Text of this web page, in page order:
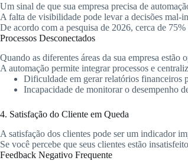
Um sinal de que sua empresa precisa de
A falta de visibilidade pode levar a decisões mal-
De acordo com a pesquisa de 2026, cerca de
Processos Desconectados
Quando as diferentes áreas da sua empresa
A automação permite integrar processos e
Dificuldade em gerar relatórios financeiros
Incapacidade de monitorar o desempenho
4. Satisfação do Cliente em Queda
A satisfação dos clientes pode ser um indicador
Se você percebe que seus clientes estão
Feedback Negativo Frequente